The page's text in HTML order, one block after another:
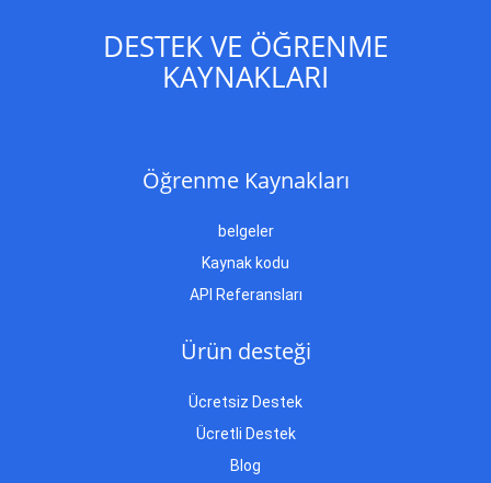
DESTEK VE ÖĞRENME
KAYNAKLARI
Öğrenme Kaynakları
belgeler
Kaynak kodu
API Referansları
Ürün desteği
Ücretsiz Destek
Ücretli Destek
Blog